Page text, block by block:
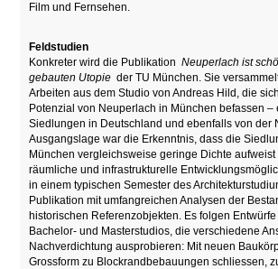
Film und Fernsehen.
Feldstudien
Konkreter wird die PublikationNeuperlach ist
gebauten Utopieder TU München. Sie
Arbeiten aus dem Studio von Andreas Hild, die
Potenzial von Neuperlach in München befassen –
Siedlungen in Deutschland und ebenfalls von der
Ausgangslage war die Erkenntnis, dass die
München vergleichsweise geringe Dichte
räumliche und infrastrukturelle
in einem typischen Semester des
Publikation mit umfangreichen Analysen der
historischen Referenzobjekten. Es folgen
Bachelor- und Masterstudios, die verschiedene
Nachverdichtung ausprobieren: Mit neuen
Grossform zu Blockrandbebauungen schliessen,